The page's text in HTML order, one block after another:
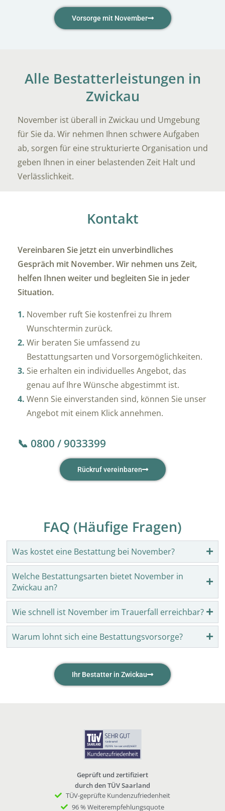
Vorsorge mit November
Alle Bestatterleistungen in
Zwickau
November ist überall in Zwickau und Umgebung
für Sie da. Wir nehmen Ihnen schwere Aufgaben
ab, sorgen für eine strukturierte Organisation und
geben Ihnen in einer belastenden Zeit Halt und
Verlässlichkeit.
Kontakt
Vereinbaren Sie jetzt ein unverbindliches
Gespräch mit November. Wir nehmen uns Zeit,
helfen Ihnen weiter und begleiten Sie in jeder
Situation.
November ruft Sie kostenfrei zu Ihrem
Wunschtermin zurück.
Wir beraten Sie umfassend zu
Bestattungsarten und Vorsorgemöglichkeiten.
Sie erhalten ein individuelles Angebot, das
genau auf Ihre Wünsche abgestimmt ist.
Wenn Sie einverstanden sind, können Sie unser
Angebot mit einem Klick annehmen.
📞 0800 / 9033399
Rückruf vereinbaren
FAQ (Häufige Fragen)
Was kostet eine Bestattung bei November?
Welche Bestattungsarten bietet November in
Zwickau an?
Wie schnell ist November im Trauerfall erreichbar?
Warum lohnt sich eine Bestattungsvorsorge?
Ihr Bestatter in Zwickau
Geprüft und zertifiziert
durch den TÜV Saarland
TÜV-geprüfte Kundenzufriedenheit
96 % Weiterempfehlungsquote